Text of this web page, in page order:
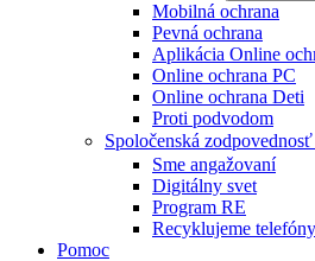
Mobilná ochrana
Pevná ochrana
Aplikácia Online
Online ochrana PC
Online ochrana Deti
Proti podvodom
Spoločenská zodpovednosť
Sme angažovaní
Digitálny svet
Program RE
Recyklujeme telefóny
Pomoc